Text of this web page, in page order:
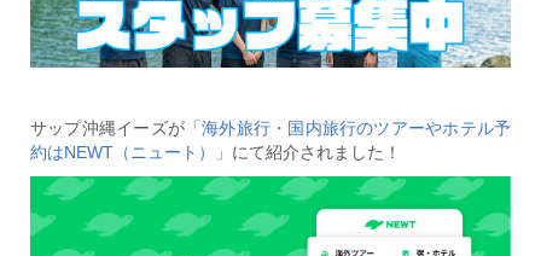
サップ沖縄イーズが 「海外旅行・国内旅行のツアーやホテル予
約はNEWT（ニュート）」 にて紹介されました！